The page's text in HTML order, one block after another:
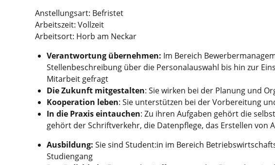
Anstellungsart: Befristet
Arbeitszeit: Vollzeit
Arbeitsort: Horb am Neckar
Verantwortung übernehmen: Im Bereich
Stellenbeschreibung über die Personalauswahl bis hin zur
Mitarbeit gefragt
Die Zukunft mitgestalten: Sie wirken bei der Planung und
Kooperation leben: Sie unterstützen bei der Vorbereitung
In die Praxis eintauchen: Zu ihren Aufgaben gehört die
gehört der Schriftverkehr, die Datenpflege, das Erstellen von
Ausbildung: Sie sind Student:in im Bereich
Studiengang